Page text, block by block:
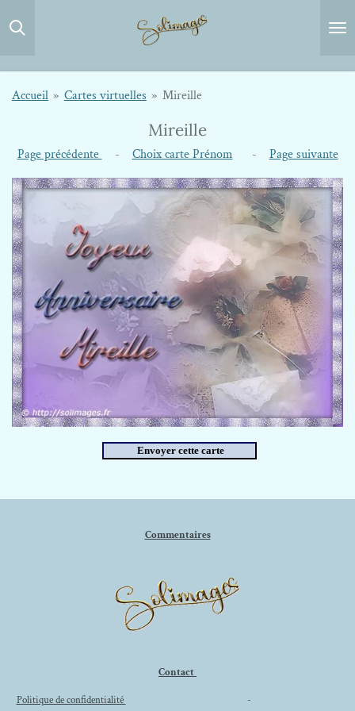
Passer
Accueil » Cartes virtuelles » Mireille
Mireille
Page précédente - Choix carte Prénom - Page suivante
Commentaires
Contact
Politique de confidentialité -